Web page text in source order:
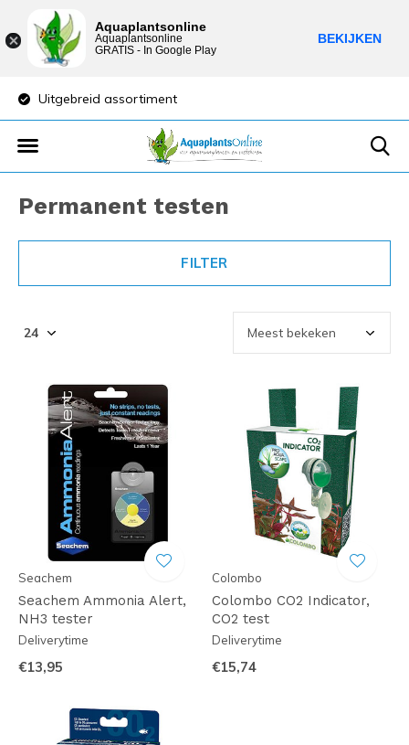
Uitgebreid assortiment
Permanent testen
FILTER
Seachem
Seachem Ammonia Alert,
NH3 tester
Deliverytime
€13,95
Colombo
Colombo CO2 Indicator,
CO2 test
Deliverytime
€15,74
Aquaplantsonline
Aquaplantsonline
GRATIS - In Google Play
BEKIJKEN